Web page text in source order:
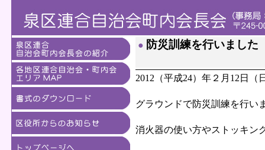
● 防災訓練を行いました
2012（平成24）年２月12日（
グラウンドで防災訓練を行い
消火器の使い方やストッキン